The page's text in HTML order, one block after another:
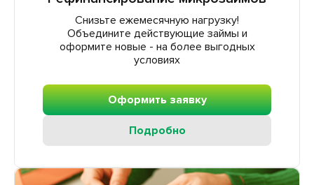
Снизьте ежемесячную нагрузку!
Объедините действующие займы и
оформите новые - на более выгодных
условиях
Оформить заявку
Подробно